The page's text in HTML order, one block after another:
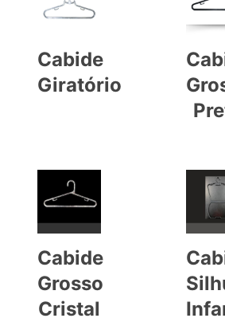
Cabide
Giratório
Cabide
Grosso
Cristal